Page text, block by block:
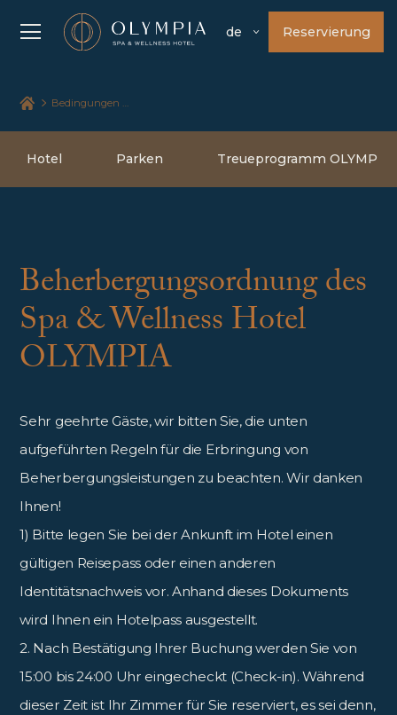
de Reservierung
Bedingungen und Konditionen
Hotel Parken Treueprogramm OLYMP
Beherbergungsordnung des
Spa & Wellness Hotel
OLYMPIA
Sehr geehrte Gäste, wir bitten Sie, die unten
aufgeführten Regeln für die Erbringung von
Beherbergungsleistungen zu beachten. Wir danken
Ihnen!
1) Bitte legen Sie bei der Ankunft im Hotel einen
gültigen Reisepass oder einen anderen
Identitätsnachweis vor. Anhand dieses Dokuments
wird Ihnen ein Hotelpass ausgestellt.
2. Nach Bestätigung Ihrer Buchung werden Sie von
15:00 bis 24:00 Uhr eingecheckt (Check-in). Während
dieser Zeit ist Ihr Zimmer für Sie reserviert, es sei denn,